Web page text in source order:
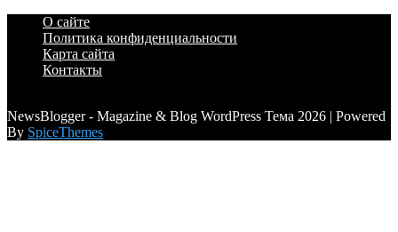
О сайте
Политика конфиденциальности
Карта сайта
Контакты
NewsBlogger - Magazine & Blog WordPress Тема 2026 | Powered
By SpiceThemes